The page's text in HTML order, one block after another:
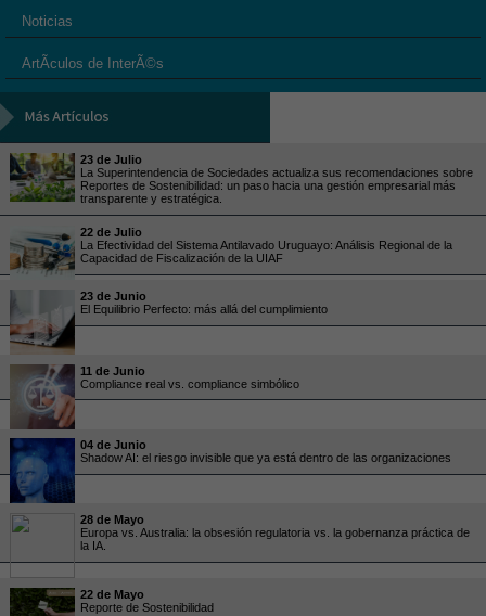
Noticias
ArtÃ­culos de InterÃ©s
23 de Julio
La Superintendencia de Sociedades actualiza sus recomendaciones sobre
Reportes de Sostenibilidad: un paso hacia una gestión empresarial más
transparente y estratégica.
22 de Julio
La Efectividad del Sistema Antilavado Uruguayo: Análisis Regional de la
Capacidad de Fiscalización de la UIAF
23 de Junio
El Equilibrio Perfecto: más allá del cumplimiento
11 de Junio
Compliance real vs. compliance simbólico
04 de Junio
Shadow AI: el riesgo invisible que ya está dentro de las organizaciones
28 de Mayo
Europa vs. Australia: la obsesión regulatoria vs. la gobernanza práctica de
la IA.
22 de Mayo
Reporte de Sostenibilidad